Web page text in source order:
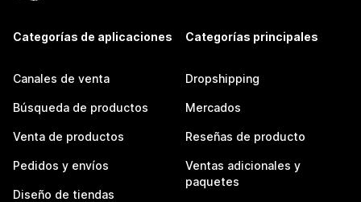
Categorías de aplicaciones
Canales de venta
Búsqueda de productos
Venta de productos
Pedidos y envíos
Diseño de tiendas
Categorías principales
Dropshipping
Mercados
Reseñas de producto
Ventas adicionales y
paquetes